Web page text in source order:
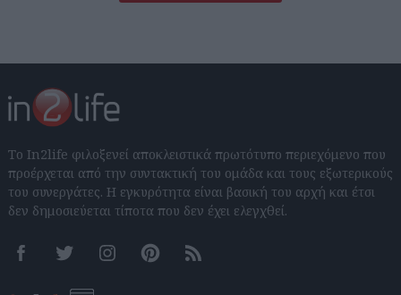
Το In2life φιλοξενεί αποκλειστικά πρωτότυπο περιεχόμενο που
προέρχεται από την συντακτική του ομάδα και τους εξωτερικούς
του συνεργάτες. Η εγκυρότητα είναι βασική του αρχή και έτσι
δεν δημοσιεύεται τίποτα που δεν έχει ελεγχθεί.
FacebookTwitter InstagramPinterestRSS feeds